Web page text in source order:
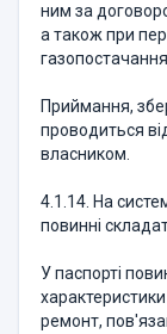
ним за
а також при
газопостачання.
Приймання,
проводиться
власником.
4.1.14. На
повинні
У паспорті
ремонт,